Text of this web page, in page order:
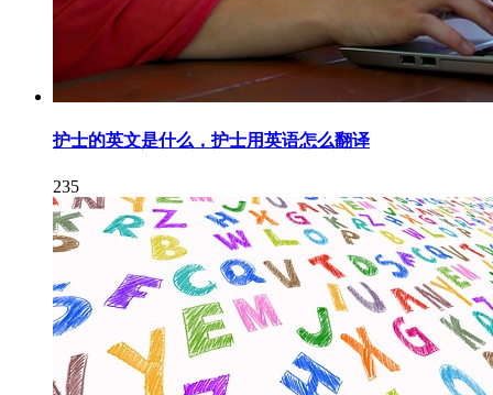
护士的英文是什么，护士用英语怎么翻译
235